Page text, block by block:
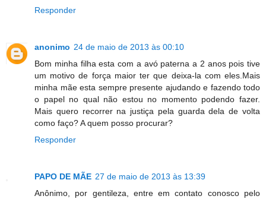
Responder
anonimo 24 de maio de 2013 às 00:10
Bom minha filha esta com a avó paterna a 2 anos pois tive
um motivo de força maior ter que deixa-la com eles.Mais
minha mãe esta sempre presente ajudando e fazendo todo
o papel no qual não estou no momento podendo fazer.
Mais quero recorrer na justiça pela guarda dela de volta
como faço? A quem posso procurar?
Responder
PAPO DE MÃE 27 de maio de 2013 às 13:39
Anônimo, por gentileza, entre em contato conosco pelo